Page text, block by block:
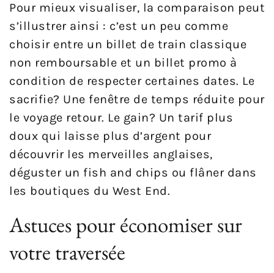
Pour mieux visualiser, la comparaison peut
s’illustrer ainsi : c’est un peu comme
choisir entre un billet de train classique
non remboursable et un billet promo à
condition de respecter certaines dates. Le
sacrifie? Une fenêtre de temps réduite pour
le voyage retour. Le gain? Un tarif plus
doux qui laisse plus d’argent pour
découvrir les merveilles anglaises,
déguster un fish and chips ou flâner dans
les boutiques du West End.
Astuces pour économiser sur
votre traversée